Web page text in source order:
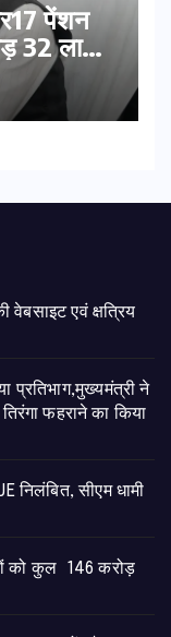
पेंशन
32 लाख
वेबसाइट एवं क्षत्रिय
प्रतिभाग,मुख्यमंत्री ने
फहराने का किया
निलंबित, सीएम धामी
को कुल 146 करोड़